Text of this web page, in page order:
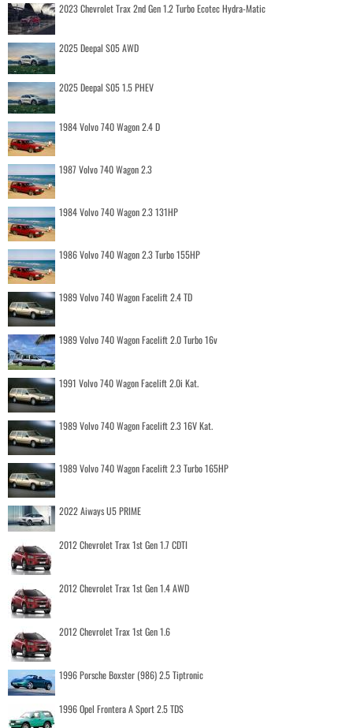
2023 Chevrolet Trax 2nd Gen 1.2 Turbo Ecotec Hydra-Matic
2025 Deepal S05 AWD
2025 Deepal S05 1.5 PHEV
1984 Volvo 740 Wagon 2.4 D
1987 Volvo 740 Wagon 2.3
1984 Volvo 740 Wagon 2.3 131HP
1986 Volvo 740 Wagon 2.3 Turbo 155HP
1989 Volvo 740 Wagon Facelift 2.4 TD
1989 Volvo 740 Wagon Facelift 2.0 Turbo 16v
1991 Volvo 740 Wagon Facelift 2.0i Kat.
1989 Volvo 740 Wagon Facelift 2.3 16V Kat.
1989 Volvo 740 Wagon Facelift 2.3 Turbo 165HP
2022 Aiways U5 PRIME
2012 Chevrolet Trax 1st Gen 1.7 CDTI
2012 Chevrolet Trax 1st Gen 1.4 AWD
2012 Chevrolet Trax 1st Gen 1.6
1996 Porsche Boxster (986) 2.5 Tiptronic
1996 Opel Frontera A Sport 2.5 TDS